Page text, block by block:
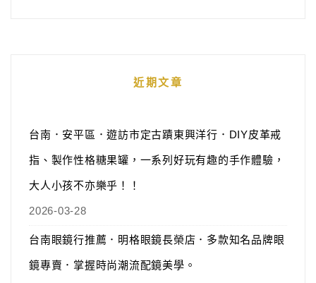
近期文章
台南．安平區．遊訪市定古蹟東興洋行．DIY皮革戒
指、製作性格糖果罐，一系列好玩有趣的手作體驗，
大人小孩不亦樂乎！！
2026-03-28
台南眼鏡行推薦．明格眼鏡長榮店．多款知名品牌眼
鏡專賣．掌握時尚潮流配鏡美學。